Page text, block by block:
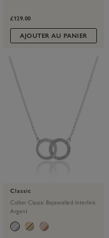
£129.00
AJOUTER AU PANIER
Classic
Collier Classic Bejewelled Interlink
Argent